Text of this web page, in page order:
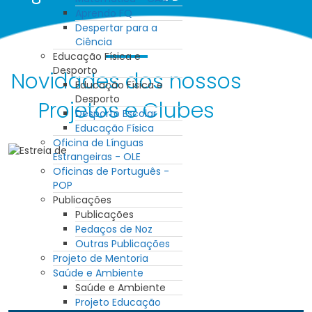
Aprendo FQ
Despertar para a
Ciência
Educação Física e
Desporto
Educação Física e
Desporto
Desporto Escolar
Educação Física
Oficina de Línguas
Estrangeiras - OLE
Oficinas de Português -
POP
Publicações
Publicações
Pedaços de Noz
Outras Publicações
Projeto de Mentoria
Saúde e Ambiente
Saúde e Ambiente
Projeto Educação
Novidades dos nossos
Projetos e Clubes